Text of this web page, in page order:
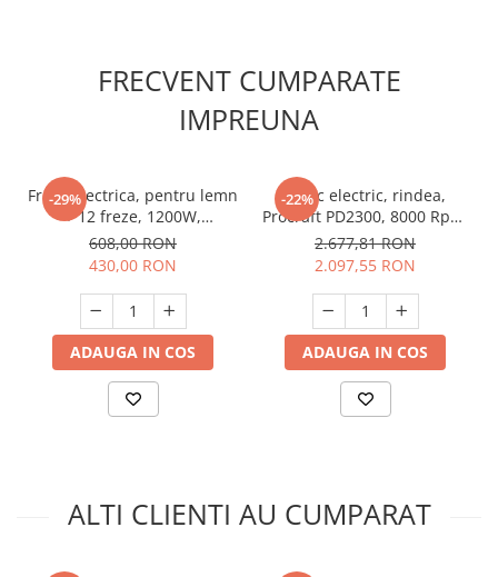
Semanatoare,Plantatoare
Suflante & Aspiratoare
Aspiratoare
Suflante Frunze
Ventilatoare & Sisteme Racire
Aparate de aer conditionat
FRECVENT CUMPARATE
IMPREUNA
-29%
Freza electrica, pentru lemn
+ 12 freze, 1200W,
26000Rpm, variator viteza,
Procraft POB1700
608,00 RON
430,00 RON
ADAUGA IN COS
-22%
Abric electric, rindea,
Procraft PD2300, 8000 Rpm,
2300W
2.677,81 RON
2.097,55 RON
ADAUGA IN COS
ALTI CLIENTI AU CUMPARAT